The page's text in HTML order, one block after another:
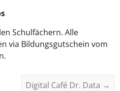
Schulfächern. Alle
via Bildungsgutschein vom
Digital Café Dr. Data →